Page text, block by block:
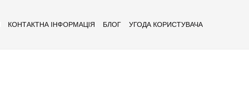
КОНТАКТНА ІНФОРМАЦІЯ БЛОГ УГОДА КОРИСТУВАЧА